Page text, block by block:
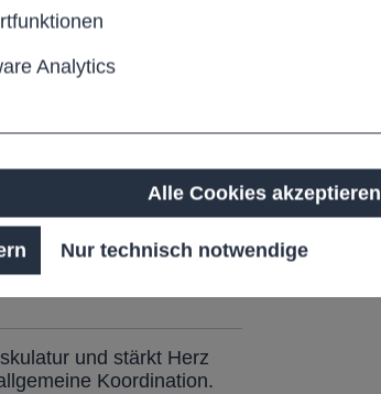
unteren Bauch. Sie
und stärkt Herz
Koordination.
Analytics
Alle Cookies akzeptieren
Nur technisch notwendige